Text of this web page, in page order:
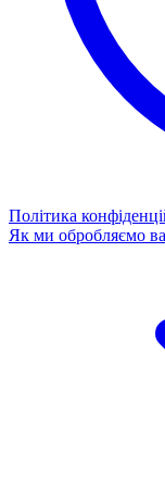
Політика
Як ми обробляємо